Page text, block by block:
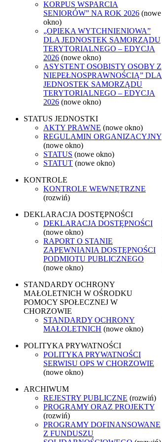
KORPUS WSPARCIA
SENIORÓW” NA ROK 2026 (nowe
okno)
„OPIEKA WYTCHNIENIOWA”
DLA JEDNOSTEK SAMORZĄDU
TERYTORIALNEGO – EDYCJA
2026 (nowe okno)
ASYSTENT OSOBISTY OSOBY Z
NIEPEŁNOSPRAWNOŚCIĄ” DLA
JEDNOSTEK SAMORZĄDU
TERYTORIALNEGO – EDYCJA
2026 (nowe okno)
STATUS JEDNOSTKI
AKTY PRAWNE (nowe okno)
REGULAMIN ORGANIZACYJNY
(nowe okno)
STATUS (nowe okno)
STATUT (nowe okno)
KONTROLE
KONTROLE WEWNĘTRZNE
(rozwiń)
DEKLARACJA DOSTĘPNOŚCI
DEKLARACJA DOSTĘPNOŚCI
(nowe okno)
RAPORT O STANIE
ZAPEWNIANIA DOSTĘPNOŚCI
PODMIOTU PUBLICZNEGO
(nowe okno)
STANDARDY OCHRONY
MAŁOLETNICH W OŚRODKU
POMOCY SPOŁECZNEJ W
CHORZOWIE
STANDARDY OCHRONY
MAŁOLETNICH (nowe okno)
POLITYKA PRYWATNOŚCI
POLITYKA PRYWATNOŚCI
SERWISU OPS W CHORZOWIE
(nowe okno)
ARCHIWUM
REJESTRY PUBLICZNE (rozwiń)
PROGRAMY ORAZ PROJEKTY
(rozwiń)
PROGRAMY DOFINANSOWANE
Z FUNDUSZU